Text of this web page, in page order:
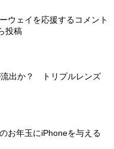
ウェイを応援するコメント
投稿
流出か？ トリプルレンズ
お年玉にiPhoneを与える